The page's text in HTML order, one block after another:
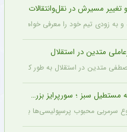
مسیرش در نقل‌وانتقالات
زودی تیم خود را معرفی خواهد کرد.
متدین در استقلال
متدین در استقلال به طور کامل
سورپرایز بزرگ در راه است ؟ + جزئیات
سرمربی محبوب پرسپولیسی‌ها به دنیای